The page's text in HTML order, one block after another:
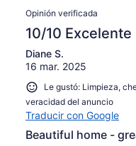
Opinión verificada
10/10 Excelente
Diane S.
16 mar. 2025
Le gustó: Limpieza,
veracidad del anuncio
Traducir con Google
Beautiful home -